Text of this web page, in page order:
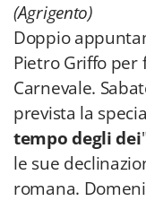
(Agrigento)
Doppio
Pietro Griffo per
Carnevale.
prevista la
tempo degli dei
le sue
romana.